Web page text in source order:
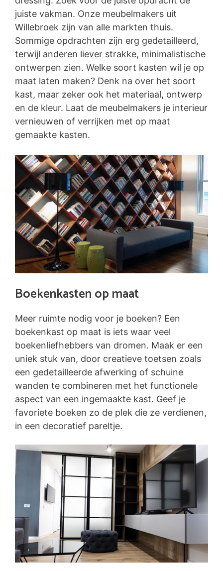
juiste vakman. Onze meubelmakers uit
Willebroek zijn van alle markten thuis.
Sommige opdrachten zijn erg gedetailleerd,
terwijl anderen liever strakke, minimalistische
ontwerpen zien. Welke soort kasten wil je op
maat laten maken? Denk na over het soort
kast, maar zeker ook het materiaal, ontwerp
en de kleur. Laat de meubelmakers je interieur
vernieuwen of verrijken met op maat
gemaakte kasten.
Boekenkasten op maat
Meer ruimte nodig voor je boeken? Een
boekenkast op maat is iets waar veel
boekenliefhebbers van dromen. Maak er een
uniek stuk van, door creatieve toetsen zoals
een gedetailleerde afwerking of schuine
wanden te combineren met het functionele
aspect van een ingemaakte kast. Geef je
favoriete boeken zo de plek die ze verdienen,
in een decoratief pareltje.